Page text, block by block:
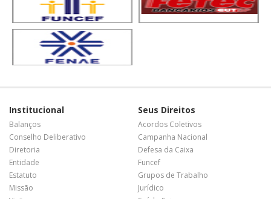
Institucional
Balanços
Conselho Deliberativo
Diretoria
Entidade
Estatuto
Missão
Seus Direitos
Acordos Coletivos
Campanha Nacional
Defesa da Caixa
Funcef
Grupos de Trabalho
Jurídico